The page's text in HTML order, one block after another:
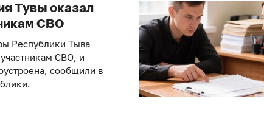
Тувы оказал
СВО
Республики Тыва
СВО, и
сообщили в